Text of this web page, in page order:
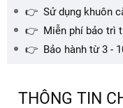
👉 Sử dụng khuôn
👉 Miễn phí bảo trì
👉 Bảo hành từ 3 -
THÔNG TIN